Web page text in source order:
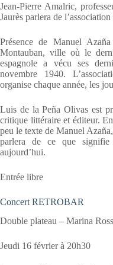
Jean-Pierre Amalric,
Jaurès parlera de l’association
Présence de Manuel
Montauban, ville où le
espagnole a vécu ses
novembre 1940.
organise chaque année, les
Luis de la Peña Olivas est
critique littéraire et éditeur.
peu le texte de Manuel
parlera de ce que
aujourd’hui.
Entrée libre
Concert RETROBAR
Double plateau – Marina
Jeudi 16 février à 20h30